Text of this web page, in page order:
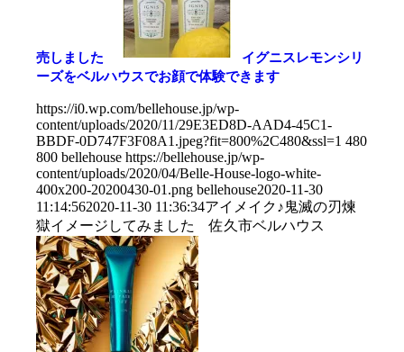
売しました
イグニスレモンシリ
ーズをベルハウスでお顔で体験できます
https://i0.wp.com/bellehouse.jp/wp-
content/uploads/2020/11/29E3ED8D-AAD4-45C1-
BBDF-0D747F3F08A1.jpeg?fit=800%2C480&ssl=1 480
800 bellehouse https://bellehouse.jp/wp-
content/uploads/2020/04/Belle-House-logo-white-
400x200-20200430-01.png bellehouse2020-11-30
11:14:562020-11-30 11:36:34アイメイク♪鬼滅の刃煉
獄イメージしてみました 佐久市ベルハウス